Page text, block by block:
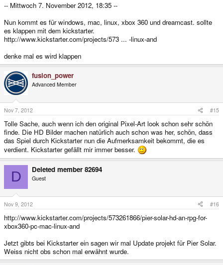
-- Mittwoch 7. November 2012, 18:35 --
Nun kommt es für windows, mac, linux, xbox 360 und dreamcast. sollte
es klappen mit dem kickstarter.
http://www.kickstarter.com/projects/573 ... -linux-and
denke mal es wird klappen
fusion_power
Advanced Member
Nov 7, 2012 #15
Tolle Sache, auch wenn ich den original Pixel-Art look schon sehr schön
finde. Die HD Bilder machen natürlich auch schon was her, schön, dass
das Spiel durch Kickstarter nun die Aufmerksamkeit bekommt, die es
verdient. Kickstarter gefällt mir immer besser.
D Deleted member 82694
Guest
Nov 9, 2012 #16
http://www.kickstarter.com/projects/573261866/pier-solar-hd-an-rpg-for-
xbox360-pc-mac-linux-and
Jetzt gibts bei Kickstarter ein sagen wir mal Update projekt für Pier Solar.
Weiss nicht obs schon mal erwähnt wurde.